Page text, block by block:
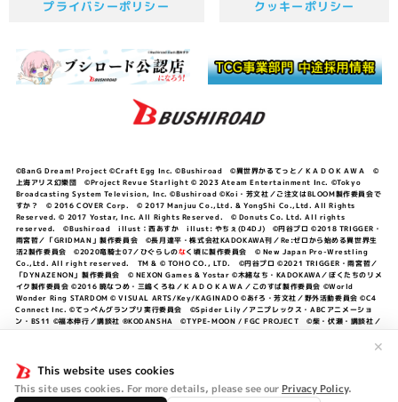
This website uses cookies
This site uses cookies. For more details, please see our Privacy Policy.
✕
プライバシーポリシー クッキーポリシー
©BanG Dream! Project ©Craft Egg Inc. ©Bushiroad ©異世界かるてっと／ＫＡＤＯＫＡＷＡ ©
上海アリス幻樂団 ©Project Revue Starlight © 2023 Ateam Entertainment Inc. ©Tokyo
Broadcasting System Television, Inc. ©Bushiroad ©Koi・芳文社／ご注文はBLOOM製作委員会で
すか？ © 2016 COVER Corp. © 2017 Manjuu Co.,Ltd. & YongShi Co.,Ltd. All Rights
Reserved. © 2017 Yostar, Inc. All Rights Reserved. © Donuts Co. Ltd. All rights
reserved. ©Bushiroad illust：西あすか illust: やちぇ(D4DJ) ©円谷プロ ©2018 TRIGGER・
雨宮哲／「GRIDMAN」製作委員会 ©長月達平・株式会社KADOKAWA刊／Re:ゼロから始める異世界生
活2製作委員会 ©2020竜騎士07／ひぐらしのなく頃に製作委員会 © New Japan Pro-Wrestling
Co.,Ltd. All right reserved. TM & © TOHO CO., LTD. ©円谷プロ ©2021 TRIGGER・雨宮哲／
「DYNAZENON」製作委員会 © NEXON Games & Yostar ©木緒なち・KADOKAWA／ぼくたちのリメ
イク製作委員会 ©2016 暁なつめ・三嶋くろね／ＫＡＤＯＫＡＷＡ／このすば製作委員会 ©World
Wonder Ring STARDOM © VISUAL ARTS/Key/KAGINADO ©あfろ・芳文社／野外活動委員会 ©C4
Connect Inc. ©てっぺんグランプリ実行委員会 ©Spider Lily／アニプレックス・ABCアニメーショ
ン・BS11 ©福本伸行／講談社 ®KODANSHA ©TYPE-MOON / FGC PROJECT ©柴・伏瀬・講談社／
©中村力斗・野澤ゆき子／集英社・君のことが大大大大大好きな製作委員会 ©IIS-P／ぽんのみち製作委
員会 ©円谷プロ ©2023 TRIGGER・雨宮哲／「劇場版グリッドマンユニバース」製作委員会 © NEXON
Games／アビドス商店街 ©プロジェクトラブライブ！蓮ノ空女学院スクールアイドルクラブ ©「勇気爆